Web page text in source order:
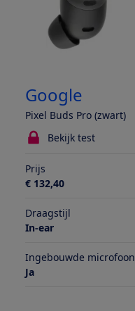
Google
Pixel Buds Pro (zwart)
Bekijk test
Prijs
€ 132,40
Draagstijl
In-ear
Ingebouwde microfoon
Ja